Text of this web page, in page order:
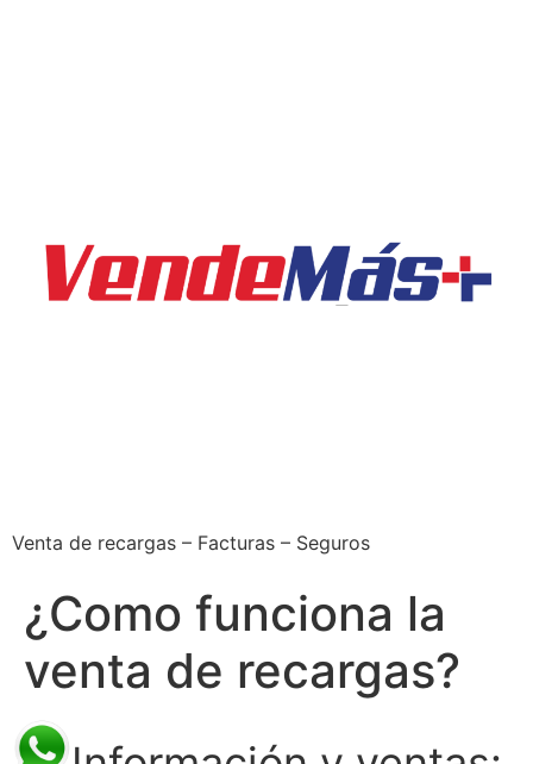
Venta de recargas – Facturas – Seguros
¿Como funciona la
venta de recargas?